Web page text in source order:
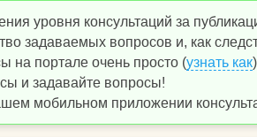
уровня консультаций за
задаваемых вопросов и, как
на портале очень просто (узнать как
и задавайте вопросы!
мобильном приложении